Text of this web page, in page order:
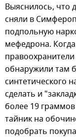
Выяснилось, что
сняли в
подпольную
мефедрона.
обнаружили там
синтетического
сделать и
более 19
тайник на
подобрать